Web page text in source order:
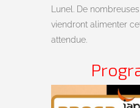
Lunel. De
viendront alimenter
attendue.